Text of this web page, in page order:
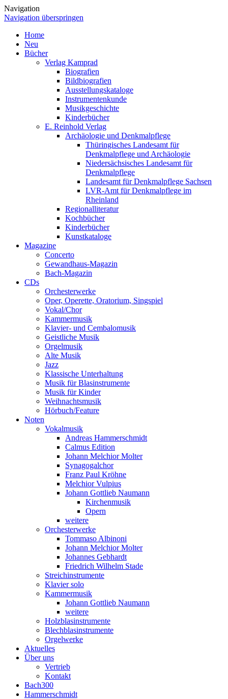
Navigation
Navigation überspringen
Home
Neu
Bücher
Verlag Kamprad
Biografien
Bildbiografien
Ausstellungskataloge
Instrumentenkunde
Musikgeschichte
Kinderbücher
E. Reinhold Verlag
Archäologie und Denkmalpflege
Thüringisches Landesamt für
Denkmalpflege und Archäologie
Niedersächsisches Landesamt für
Denkmalpflege
Landesamt für Denkmalpflege Sachsen
LVR-Amt für Denkmalpflege im
Rheinland
Regionalliteratur
Kochbücher
Kinderbücher
Kunstkataloge
Magazine
Concerto
Gewandhaus-Magazin
Bach-Magazin
CDs
Orchesterwerke
Oper, Operette, Oratorium, Singspiel
Vokal/Chor
Kammermusik
Klavier- und Cembalomusik
Geistliche Musik
Orgelmusik
Alte Musik
Jazz
Klassische Unterhaltung
Musik für Blasinstrumente
Musik für Kinder
Weihnachtsmusik
Hörbuch/Feature
Noten
Vokalmusik
Andreas Hammerschmidt
Calmus Edition
Johann Melchior Molter
Synagogalchor
Franz Paul Kröhne
Melchior Vulpius
Johann Gottlieb Naumann
Kirchenmusik
Opern
weitere
Orchesterwerke
Tommaso Albinoni
Johann Melchior Molter
Johannes Gebhardt
Friedrich Wilhelm Stade
Streichinstrumente
Klavier solo
Kammermusik
Johann Gottlieb Naumann
weitere
Holzblasinstrumente
Blechblasinstrumente
Orgelwerke
Aktuelles
Über uns
Vertrieb
Kontakt
Bach300
Hammerschmidt